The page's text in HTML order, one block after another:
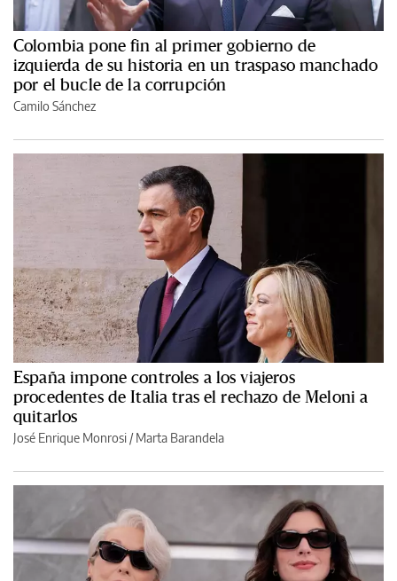
Colombia pone fin al primer gobierno de
izquierda de su historia en un traspaso manchado
por el bucle de la corrupción
Camilo Sánchez
España impone controles a los viajeros
procedentes de Italia tras el rechazo de Meloni a
quitarlos
José Enrique Monrosi / Marta Barandela